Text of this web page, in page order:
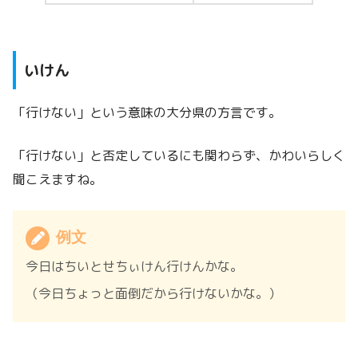
いけん
「行けない」という意味の大分県の方言です。
「行けない」と否定しているにも関わらず、かわいらしく
聞こえますね。
例文
今日はちいとせちぃけん行けんかな。
（今日ちょっと面倒だから行けないかな。）